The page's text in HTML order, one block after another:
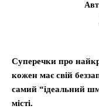
Суперечки про
кожен має свій
самий “ідеальний
місті.